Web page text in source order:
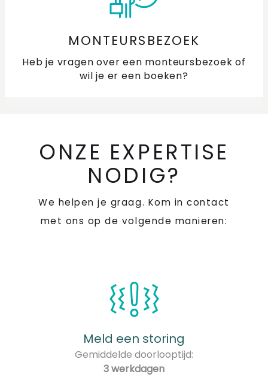
MONTEURSBEZOEK
Heb je vragen over een monteursbezoek of
wil je er een boeken?
ONZE EXPERTISE
NODIG?
We helpen je graag. Kom in contact
met ons op de volgende manieren:
Meld een storing
Gemiddelde doorlooptijd:
3 werkdagen